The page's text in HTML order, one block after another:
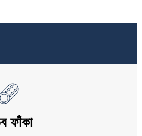
ফাঁকা